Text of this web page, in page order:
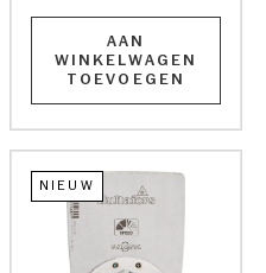
AAN
WINKELWAGEN
TOEVOEGEN
NIEUW